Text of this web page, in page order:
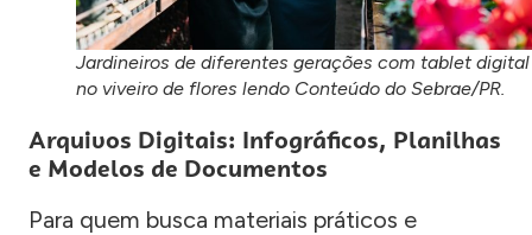
Jardineiros de diferentes gerações com tablet digital
no viveiro de flores lendo Conteúdo do Sebrae/PR.
Arquivos Digitais: Infográficos, Planilhas
e Modelos de Documentos
Para quem busca materiais práticos e